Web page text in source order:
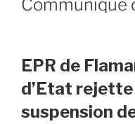
Communiqué
EPR de
d’Etat
suspension